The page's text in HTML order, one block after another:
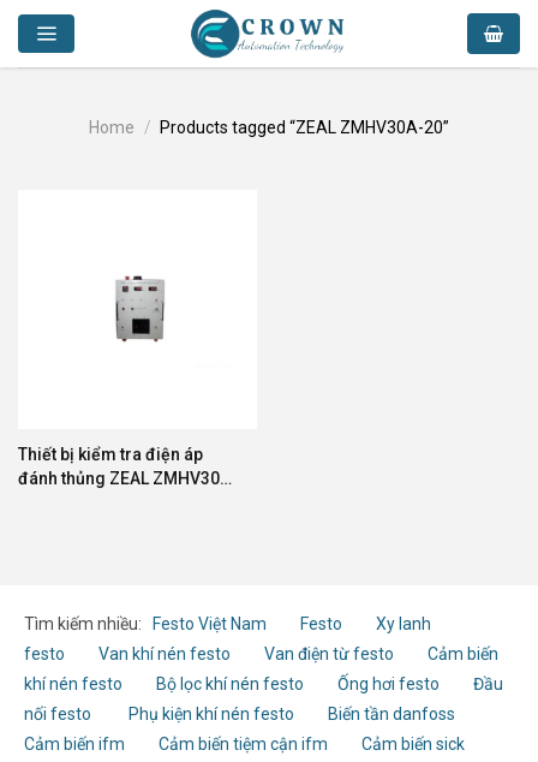
Skip
content
Home / Products tagged “ZEAL ZMHV30A-20”
Thiết bị kiểm tra điện áp
đánh thủng ZEAL ZMHV30A-
Tìm kiếm nhiều: Festo Việt Nam Festo
Xy lanh
festo
Van khí nén festo Van điện từ festo
Cảm biến
khí nén festo
Bộ lọc khí nén festo Ống hơi festo
Đầu
nối festo
Phụ kiện khí nén festo
Biến tần danfoss
Cảm biến ifm
Cảm biến tiệm cận ifm
Cảm biến sick